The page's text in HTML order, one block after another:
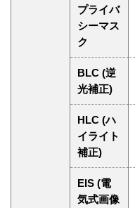
プライバ
シーマス
ク
BLC (逆
光補正)
HLC (ハ
イライト
補正)
EIS (電
気式画像